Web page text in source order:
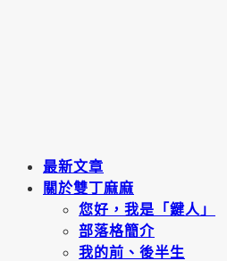
最新文章
關於雙丁麻麻
您好，我是「鍵人」
部落格簡介
我的前、後半生